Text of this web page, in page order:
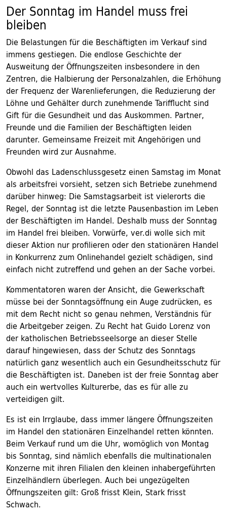
Der Sonntag im Handel muss frei
bleiben
Die Belastungen für die Beschäftigten im Verkauf sind
immens gestiegen. Die endlose Geschichte der
Ausweitung der Öffnungszeiten insbesondere in den
Zentren, die Halbierung der Personalzahlen, die Erhöhung
der Frequenz der Warenlieferungen, die Reduzierung der
Löhne und Gehälter durch zunehmende Tarifflucht sind
Gift für die Gesundheit und das Auskommen. Partner,
Freunde und die Familien der Beschäftigten leiden
darunter. Gemeinsame Freizeit mit Angehörigen und
Freunden wird zur Ausnahme.
Obwohl das Ladenschlussgesetz einen Samstag im Monat
als arbeitsfrei vorsieht, setzen sich Betriebe zunehmend
darüber hinweg: Die Samstagsarbeit ist vielerorts die
Regel, der Sonntag ist die letzte Pausenbastion im Leben
der Beschäftigten im Handel. Deshalb muss der Sonntag
im Handel frei bleiben. Vorwürfe, ver.di wolle sich mit
dieser Aktion nur profilieren oder den stationären Handel
in Konkurrenz zum Onlinehandel gezielt schädigen, sind
einfach nicht zutreffend und gehen an der Sache vorbei.
Kommentatoren waren der Ansicht, die Gewerkschaft
müsse bei der Sonntagsöffnung ein Auge zudrücken, es
mit dem Recht nicht so genau nehmen, Verständnis für
die Arbeitgeber zeigen. Zu Recht hat Guido Lorenz von
der katholischen Betriebsseelsorge an dieser Stelle
darauf hingewiesen, dass der Schutz des Sonntags
natürlich ganz wesentlich auch ein Gesundheitsschutz für
die Beschäftigten ist. Daneben ist der freie Sonntag aber
auch ein wertvolles Kulturerbe, das es für alle zu
verteidigen gilt.
Es ist ein Irrglaube, dass immer längere Öffnungszeiten
im Handel den stationären Einzelhandel retten könnten.
Beim Verkauf rund um die Uhr, womöglich von Montag
bis Sonntag, sind nämlich ebenfalls die multinationalen
Konzerne mit ihren Filialen den kleinen inhabergeführten
Einzelhändlern überlegen. Auch bei ungezügelten
Öffnungszeiten gilt: Groß frisst Klein, Stark frisst
Schwach.